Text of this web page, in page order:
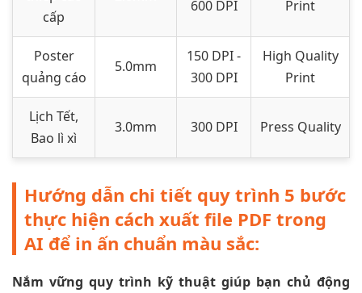
cấp
600 DPI
Print
Poster
quảng cáo
5.0mm
150 DPI -
300 DPI
High Quality
Print
Lịch Tết,
Bao lì xì
3.0mm 300 DPI Press Quality
Hướng dẫn chi tiết quy trình 5 bước
thực hiện cách xuất file PDF trong
AI để in ấn chuẩn màu sắc:
Nắm vững quy trình kỹ thuật giúp bạn chủ động